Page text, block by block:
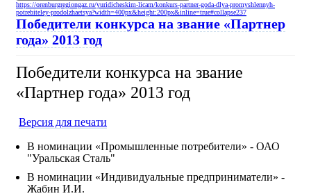
https://orenburgregiongaz.ru/yuridicheskim-licam/konkurs-partner-goda-dlya-promyshlennyh-
potrebiteley-prodolzhaetsya?width=400px&height:200px&inline=true#collapse237
Победители конкурса на звание «Партнер
года» 2013 год
Победители конкурса на звание
«Партнер года» 2013 год
Версия для печати
В номинации «Промышленные потребители» - ОАО
"Уральская Сталь"
В номинации «Индивидуальные предприниматели» -
Жабин И.И.